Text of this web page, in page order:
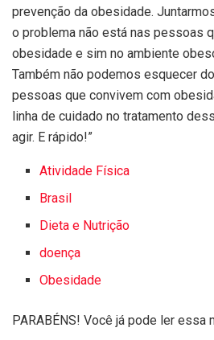
prevenção da obesidade.
o problema não está nas pessoas
obesidade e sim no ambiente
Também não podemos esquecer
pessoas que convivem com
linha de cuidado no tratamento
agir. E rápido!”
Atividade Física
Brasil
Dieta e Nutrição
doença
Obesidade
PARABÉNS! Você já pode ler essa